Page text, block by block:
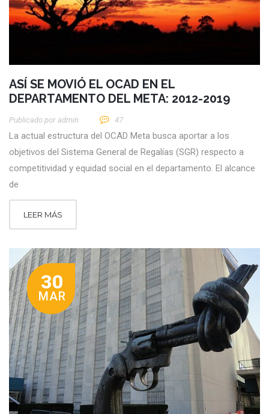
ASÍ SE MOVIÓ EL OCAD EN EL
DEPARTAMENTO DEL META: 2012-2019
Publicado por Admin 47
La actual estructura del OCAD Meta busca aportar a los
objetivos del Sistema General de Regalías (SGR) respecto a
competitividad y equidad social en el departamento. El alcance
de
LEER MÁS
30
MAR